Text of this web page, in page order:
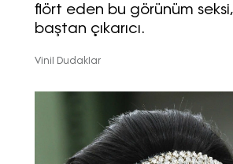
flört eden bu görünüm
baştan çıkarıcı.
Vinil Dudaklar